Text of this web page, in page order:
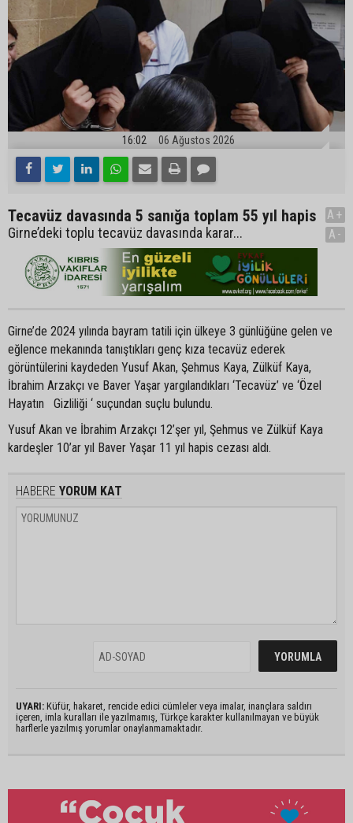
16:02 06 Ağustos 2026
Tecavüz davasında 5 sanığa toplam 55 yıl hapis
Girne’deki toplu tecavüz davasında karar...
A+
A-
Girne’de 2024 yılında bayram tatili için ülkeye 3 günlüğüne gelen ve
eğlence mekanında tanıştıkları genç kıza tecavüz ederek
görüntülerini kaydeden Yusuf Akan, Şehmus Kaya, Zülküf Kaya,
İbrahim Arzakçı ve Baver Yaşar yargılandıkları ‘Tecavüz’ ve ‘Özel
Hayatın Gizliliği ‘ suçundan suçlu bulundu.
Yusuf Akan ve İbrahim Arzakçı 12’şer yıl, Şehmus ve Zülküf Kaya
kardeşler 10’ar yıl Baver Yaşar 11 yıl hapis cezası aldı.
HABERE YORUM KAT
UYARI: Küfür, hakaret, rencide edici cümleler veya imalar, inançlara saldırı
içeren, imla kuralları ile yazılmamış, Türkçe karakter kullanılmayan ve büyük
harflerle yazılmış yorumlar onaylanmamaktadır.